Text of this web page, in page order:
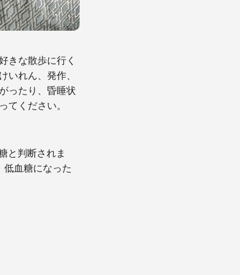
きな散歩に行く
れん、発作、
ったり、昏睡状
ください。
と判断されま
血糖になった